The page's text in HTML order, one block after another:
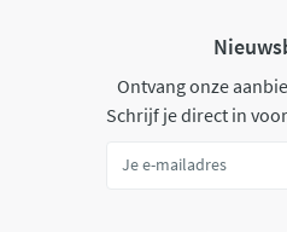
Ontvang onze
Schrijf je direct in